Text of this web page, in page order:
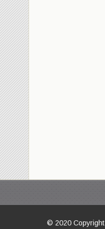
© 2020 Copyright